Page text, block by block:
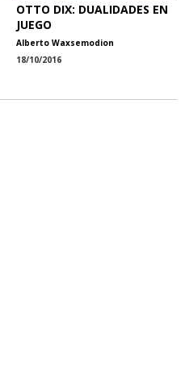
OTTO DIX: DUALIDADES EN
JUEGO
Alberto Waxsemodion
18/10/2016